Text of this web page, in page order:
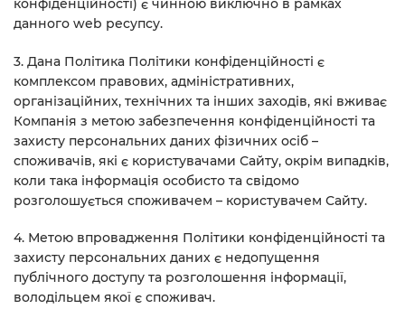
конфіденційності) є чинною виключно в рамках
данного web ресупсу.
3. Дана Політика Політики конфіденційності є
комплексом правових, адміністративних,
організаційних, технічних та інших заходів, які вживає
Компанія з метою забезпечення конфіденційності та
захисту персональних даних фізичних осіб –
споживачів, які є користувачами Сайту, окрім випадків,
коли така інформація особисто та свідомо
розголошується споживачем – користувачем Сайту.
4. Метою впровадження Політики конфіденційності та
захисту персональних даних є недопущення
публічного доступу та розголошення інформації,
володільцем якої є споживач.